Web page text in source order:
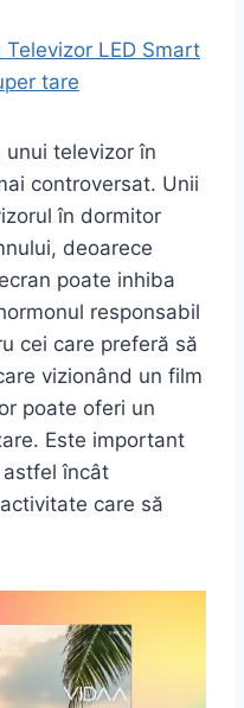
LED Smart
tare
televizor în
controversat. Unii
în dormitor
deoarece
poate inhiba
responsabil
cei care preferă să
vizionând un film
poate oferi un
Este important
încât
care să